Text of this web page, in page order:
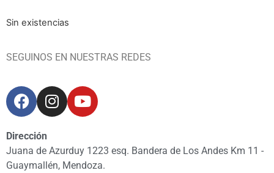
Sin existencias
SEGUINOS EN NUESTRAS REDES
Dirección
Juana de Azurduy 1223 esq. Bandera de Los Andes Km 11 -
Guaymallén, Mendoza.